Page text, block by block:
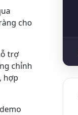
cho
trợ
chỉnh
hợp